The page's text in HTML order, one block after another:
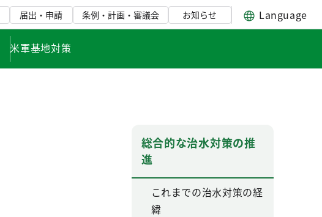
届出・申請 条例・計画・審議会 お知らせ Language
米軍基地対策
総合的な治水対策の推
進
これまでの治水対策の経
緯